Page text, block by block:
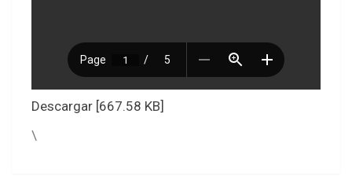
Descargar [667.58 KB]
\